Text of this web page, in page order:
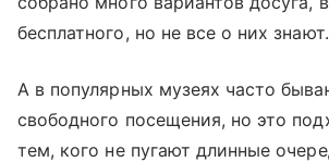
бесплатного, но не все о них знают.
А в популярных музеях часто
свободного посещения, но это
тем, кого не пугают длинные